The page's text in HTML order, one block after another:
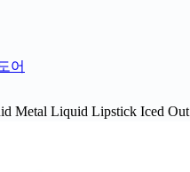
어
Metal Liquid Lipstick Iced Out